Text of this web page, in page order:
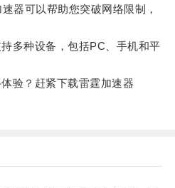
可以帮助您突破网络限制，
种设备，包括PC、手机和平
？赶紧下载雷霆加速器